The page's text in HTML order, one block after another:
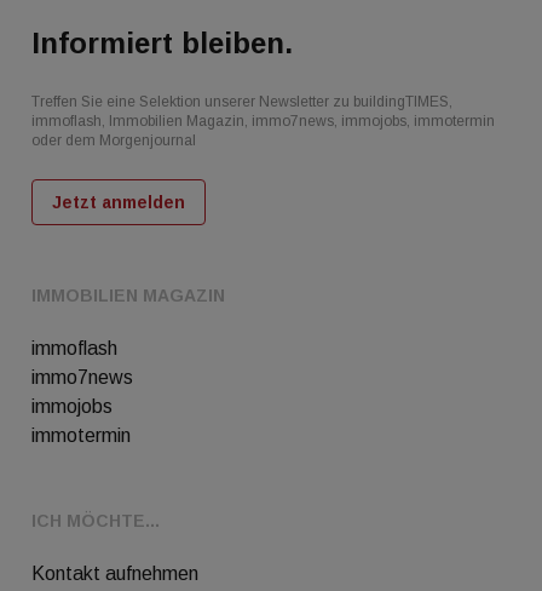
IMMOBILIEN MAGAZIN
immoflash
immo7news
immojobs
immotermin
ICH MÖCHTE...
Kontakt aufnehmen
Informiert bleiben.
Treffen Sie eine Selektion unserer Newsletter zu buildingTIMES,
immoflash, Immobilien Magazin, immo7news, immojobs, immotermin
oder dem Morgenjournal
Jetzt anmelden